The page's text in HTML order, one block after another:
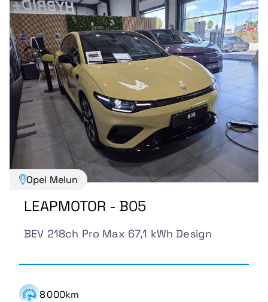
Opel Melun
LEAPMOTOR - B05
BEV 218ch Pro Max 67,1 kWh Design
8 000km